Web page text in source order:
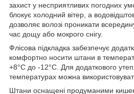
захист у несприятливих погодних
блокує холодний вітер, а
дозволяє волозі проникати
час дощу або мокрого снігу.
Флісова підкладка забезпечує
комфортно носити штани в
+8°C до -12°C. Для додаткового
температурах можна
Штани оснащені продуманими